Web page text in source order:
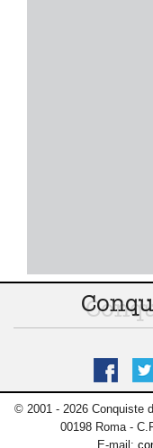
© 2001 - 2026 Conquiste
00198 Roma -
E-mail: